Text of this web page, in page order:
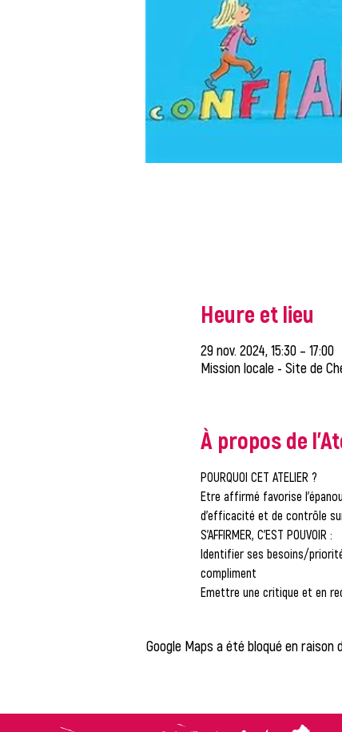
Heure et lieu
29 nov. 2024, 15:30 – 17:00
Mission locale - Site de
À propos de
POURQUOI CET ATELIER ?
Etre affirmé favorise
d’efficacité et de contrôle
S’AFFIRMER, C’EST POUVOIR :
Identifier ses besoins/
compliment
Emettre une critique et en
Google Maps a été bloqué en